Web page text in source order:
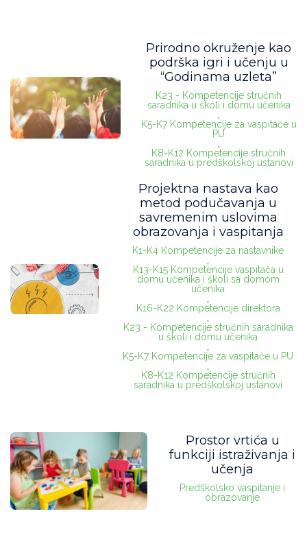
Prirodno okruženje kao
podrška igri i učenju u
“Godinama uzleta”
K23 - Kompetencije stručnih
saradnika u školi i domu učenika
,
K5-K7 Kompetencije za vaspitače u
PU
,
K8-K12 Kompetencije stručnih
saradnika u predškolskoj ustanovi
Projektna nastava kao
metod podučavanja u
savremenim uslovima
obrazovanja i vaspitanja
K1-K4 Kompetencije za nastavnike
,
K13-K15 Kompetencije vaspitača u
domu učenika i školi sa domom
učenika
,
K16-K22 Kompetencije direktora
,
K23 - Kompetencije stručnih saradnika
u školi i domu učenika
,
K5-K7 Kompetencije za vaspitače u PU
,
K8-K12 Kompetencije stručnih
saradnika u predškolskoj ustanovi
Prostor vrtića u
funkciji istraživanja i
učenja
Predškolsko vaspitanje i
obrazovanje